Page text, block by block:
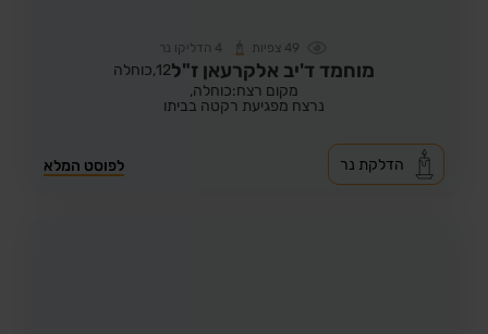
49 צפיות 4 הדליקו נר
מוחמד ד'יב אלקרעאן ז"ל12, כוחלה
מקום רצח:כוחלה,
נרצח מפגיעת רקטה בביתו
לפוסט המלא הדלקת נר